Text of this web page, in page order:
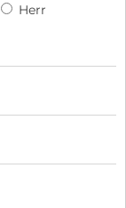
Herr